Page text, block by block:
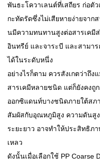
พันธะโควาเลนต์ที่เสถียร ก่อตั
กะทัดรัดซึ่งไม่เสียหายง่ายจาก
นมีความทนทานสูงต่อสารเคมี
อินทรีย์ และจาระบี และสามา
ได้ในระดับหนึ่ง
อย่างไรก็ตาม ควรสังเกตว่าถึ
สารเคมีหลายชนิด แต่ก็ยังคงถู
ออกซิแดนท์บางชนิดภายใต้สภ
สัมผัสกับอุณหภูมิสูง ความดันสู
ระยะยาว อาจทำให้ประสิทธิภ
เหลว
ดังนั้นเมื่อเลือกใช้ PP Coarse